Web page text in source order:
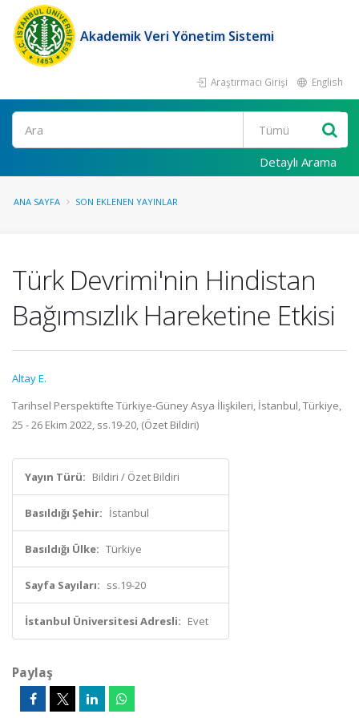
Akademik Veri Yönetim Sistemi
Araştırmacı Girişi English
Ara
Detaylı Arama
ANA SAYFA SON EKLENEN YAYINLAR
Türk Devrimi'nin Hindistan
Bağımsızlık Hareketine Etkisi
Altay E.
Tarihsel Perspektifte Türkiye-Güney Asya İlişkileri, İstanbul, Türkiye,
25 - 26 Ekim 2022, ss.19-20, (Özet Bildiri)
Yayın Türü: Bildiri / Özet Bildiri
Basıldığı Şehir: İstanbul
Basıldığı Ülke: Türkiye
Sayfa Sayıları: ss.19-20
İstanbul Üniversitesi Adresli: Evet
Paylaş